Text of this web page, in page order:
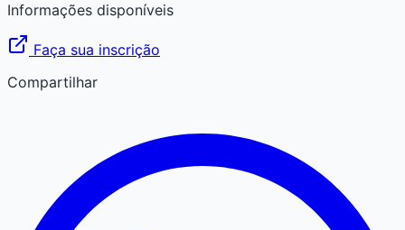
Informações disponíveis
Faça sua inscrição
Compartilhar